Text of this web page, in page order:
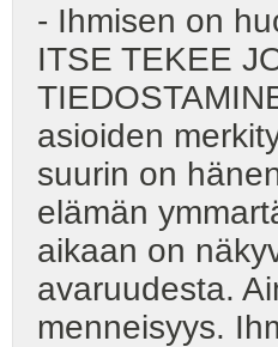
- Ihmisen on
ITSE TEKEE
asioiden
suurin on
elämän
aikaan on
avaruudesta.
menneisyys.